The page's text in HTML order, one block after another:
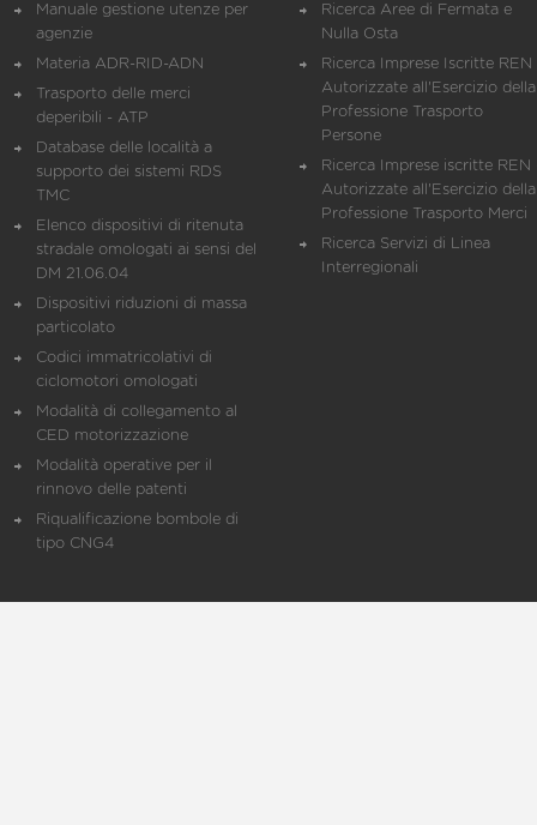
Manuale gestione utenze per
agenzie
Materia ADR-RID-ADN
Trasporto delle merci
deperibili - ATP
Database delle località a
supporto dei sistemi RDS
TMC
Elenco dispositivi di ritenuta
stradale omologati ai sensi del
DM 21.06.04
Dispositivi riduzioni di massa
particolato
Codici immatricolativi di
ciclomotori omologati
Modalità di collegamento al
CED motorizzazione
Modalità operative per il
rinnovo delle patenti
Riqualificazione bombole di
tipo CNG4
Ricerca Aree di Fermata e
Nulla Osta
Ricerca Imprese Iscritte REN
Autorizzate all'Esercizio della
Professione Trasporto
Persone
Ricerca Imprese iscritte REN
Autorizzate all'Esercizio della
Professione Trasporto Merci
Ricerca Servizi di Linea
Interregionali